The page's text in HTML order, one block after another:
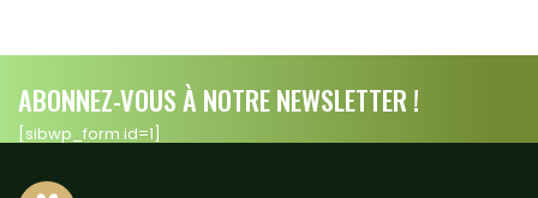
ABONNEZ-VOUS À NOTRE NEWSLETTER !
[sibwp_form id=1]